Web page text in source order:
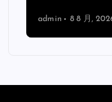
admin 8 8 月,